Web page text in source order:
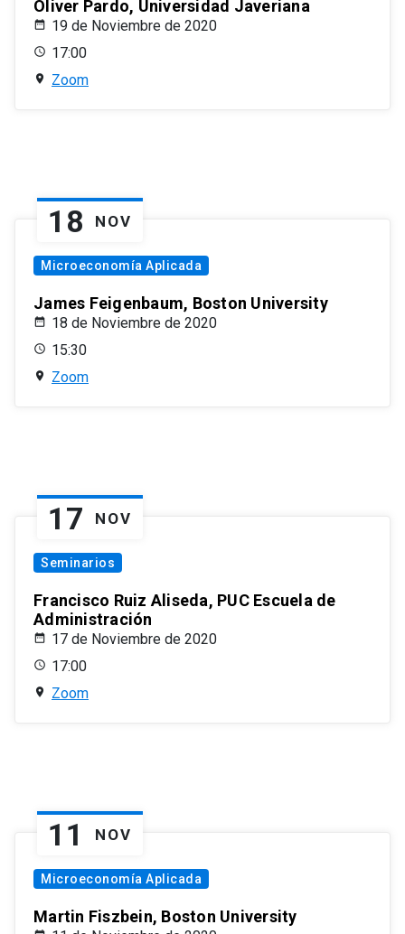
Oliver Pardo, Universidad Javeriana
19 de Noviembre de 2020
17:00
Zoom
18 NOV
Microeconomía Aplicada
James Feigenbaum, Boston University
18 de Noviembre de 2020
15:30
Zoom
17 NOV
Seminarios
Francisco Ruiz Aliseda, PUC Escuela de
Administración
17 de Noviembre de 2020
17:00
Zoom
11 NOV
Microeconomía Aplicada
Martin Fiszbein, Boston University